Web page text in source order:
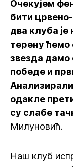
Очекујем
бити
два клуба
терену ћемо
звезда дамо
победе и
одакле
су слабе
Милуновић.
Наш клуб